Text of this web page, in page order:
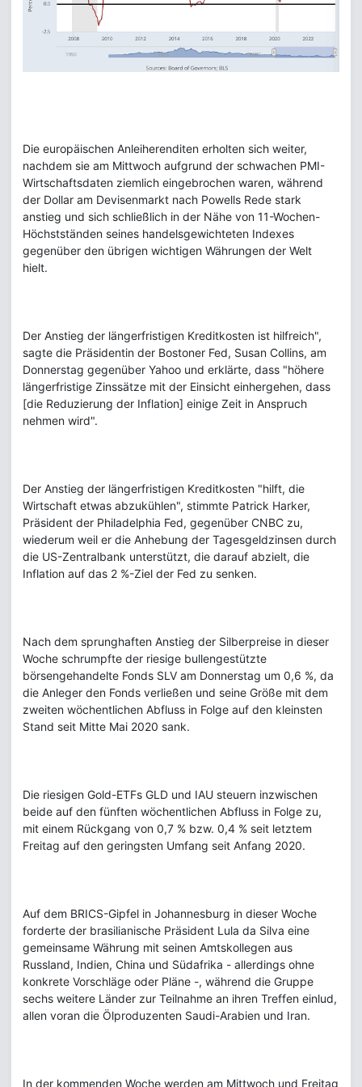
Die europäischen Anleiherenditen erholten sich weiter,
nachdem sie am Mittwoch aufgrund der schwachen PMI-
Wirtschaftsdaten ziemlich eingebrochen waren, während
der Dollar am Devisenmarkt nach Powells Rede stark
anstieg und sich schließlich in der Nähe von 11-Wochen-
Höchstständen seines handelsgewichteten Indexes
gegenüber den übrigen wichtigen Währungen der Welt
hielt.
Der Anstieg der längerfristigen Kreditkosten ist hilfreich",
sagte die Präsidentin der Bostoner Fed, Susan Collins, am
Donnerstag gegenüber Yahoo und erklärte, dass "höhere
längerfristige Zinssätze mit der Einsicht einhergehen, dass
[die Reduzierung der Inflation] einige Zeit in Anspruch
nehmen wird".
Der Anstieg der längerfristigen Kreditkosten "hilft, die
Wirtschaft etwas abzukühlen", stimmte Patrick Harker,
Präsident der Philadelphia Fed, gegenüber CNBC zu,
wiederum weil er die Anhebung der Tagesgeldzinsen durch
die US-Zentralbank unterstützt, die darauf abzielt, die
Inflation auf das 2 %-Ziel der Fed zu senken.
Nach dem sprunghaften Anstieg der Silberpreise in dieser
Woche schrumpfte der riesige bullengestützte
börsengehandelte Fonds SLV am Donnerstag um 0,6 %, da
die Anleger den Fonds verließen und seine Größe mit dem
zweiten wöchentlichen Abfluss in Folge auf den kleinsten
Stand seit Mitte Mai 2020 sank.
Die riesigen Gold-ETFs GLD und IAU steuern inzwischen
beide auf den fünften wöchentlichen Abfluss in Folge zu,
mit einem Rückgang von 0,7 % bzw. 0,4 % seit letztem
Freitag auf den geringsten Umfang seit Anfang 2020.
Auf dem BRICS-Gipfel in Johannesburg in dieser Woche
forderte der brasilianische Präsident Lula da Silva eine
gemeinsame Währung mit seinen Amtskollegen aus
Russland, Indien, China und Südafrika - allerdings ohne
konkrete Vorschläge oder Pläne -, während die Gruppe
sechs weitere Länder zur Teilnahme an ihren Treffen einlud,
allen voran die Ölproduzenten Saudi-Arabien und Iran.
In der kommenden Woche werden am Mittwoch und Freitag